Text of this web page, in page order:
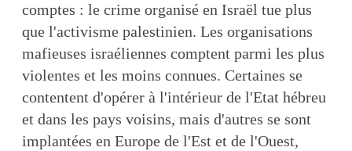
comptes : le crime organisé en Israël tue plus
que l'activisme palestinien. Les organisations
mafieuses israéliennes comptent parmi les plus
violentes et les moins connues. Certaines se
contentent d'opérer à l'intérieur de l'Etat hébreu
et dans les pays voisins, mais d'autres se sont
implantées en Europe de l'Est et de l'Ouest,